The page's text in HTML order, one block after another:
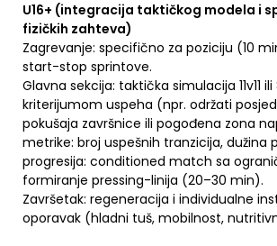
U16+ (integracija taktičkog modela i
fizičkih zahteva)
Zagrevanje: specifično za poziciju (10
start-stop sprintove.
Glavna sekcija: taktička simulacija 11v11
kriterijumom uspeha (npr. održati
pokušaja završnice ili pogođena zona
metrike: broj uspešnih tranzicija, dužina
progresija: conditioned match sa
formiranje pressing-linija (20–30 min).
Završetak: regeneracija i individualne
oporavak (hladni tuš, mobilnost,